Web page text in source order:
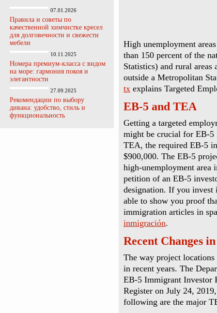
07.01.2026
Правила и советы по
качественной химчистке кресел
для долговечности и свежести
мебели
10.11.2025
Номера премиум-класса с видом
на море: гармония покоя и
элегантности
27.09.2025
Рекомендации по выбору
дивана: удобство, стиль и
функциональность
High unemployment
than 150 percent of the
Statistics) and rural areas
outside a Metropolitan
tx explains Targeted
EB-5 and TEA
Getting a targeted
might be crucial for EB-5
TEA, the required EB-5
$900,000. The EB-5
high-unemployment area
petition of an EB-5
designation. If you invest
able to show you proof
immigration articles in
inmigración.
Recent Changes
The way project
in recent years. The
EB-5 Immigrant Investor
Register on July 24,
following are the major